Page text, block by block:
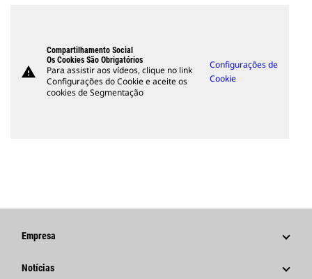
warning
Compartilhamento Social
Os Cookies São Obrigatórios
Para assistir aos vídeos, clique no link
Configurações do Cookie e aceite os
cookies de Segmentação
Configurações de
Cookie
Empresa
Estratégia
Notícias